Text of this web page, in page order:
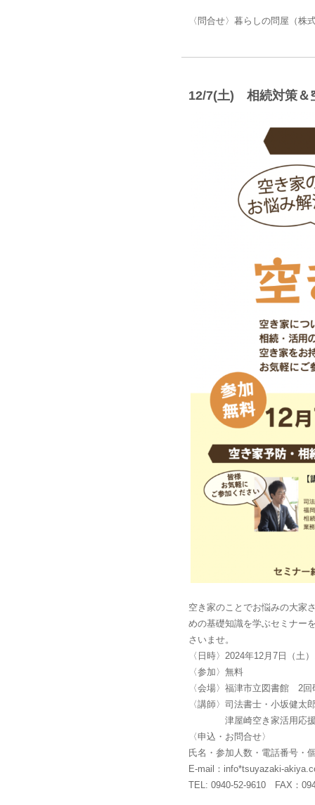
〈問合せ〉暮らしの問屋（株
12/7(土) 相続対策＆
空き家のことでお悩みの大家
めの基礎知識を学ぶセミナー
さいませ。
〈日時〉2024年12月7日（土
〈参加〉無料
〈会場〉福津市立図書館 2回
〈講師〉司法書士・小坂健太
津屋崎空き家活用応援
〈申込・お問合せ〉
氏名・参加人数・電話番号・
E-mail：info*tsuyazaki-
TEL: 0940-52-9610 FAX：